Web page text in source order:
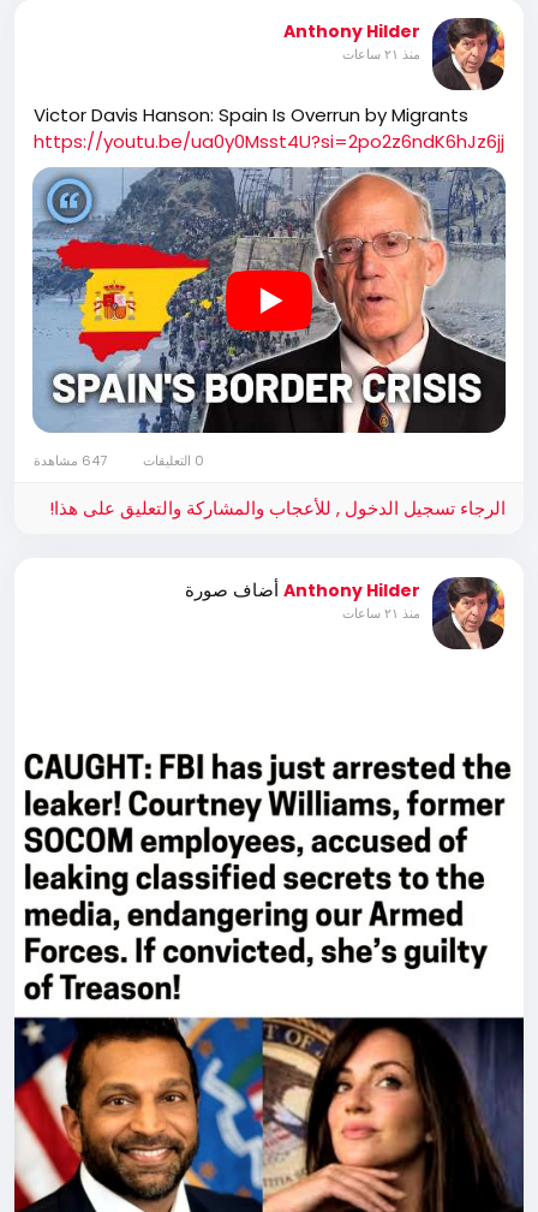
Anthony Hilder
منذ ٢١ ساعات
Victor Davis Hanson: Spain Is Overrun by Migrants
https://youtu.be/ua0y0Msst4U?si=2po2z6ndK6hJz6jj
الرجاء تسجيل الدخول , للأعجاب والمشاركة والتعليق على هذا!
Anthony Hilder أضاف صورة
منذ ٢١ ساعات